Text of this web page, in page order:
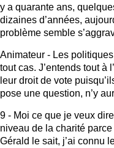
y a quarante ans,
dizaines d’années,
problème semble
Animateur - Les
tout cas. J’entends tout à
leur droit de vote
pose une question, n’y
9 - Moi ce que je veux
niveau de la charité
Gérald le sait, j’ai connu